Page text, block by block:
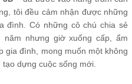
tôi đều cảm nhận được những
đình. Có những cô chú chia sẻ
nhưng giờ xuống cấp, ẩm
đình, mong muốn một không
dựng cuộc sống mới.